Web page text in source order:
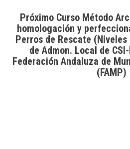
Próximo Curso Método
homologación y
Perros de Rescate
de Admon. Local de
Federación Andaluza de
(FAMP)